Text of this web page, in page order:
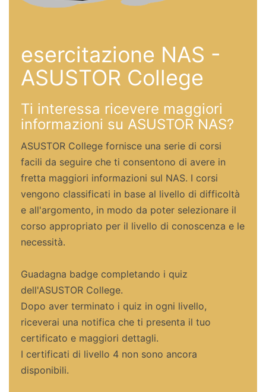
esercitazione NAS -
ASUSTOR College
Ti interessa ricevere maggiori
informazioni su ASUSTOR NAS?
ASUSTOR College fornisce una serie di corsi
facili da seguire che ti consentono di avere in
fretta maggiori informazioni sul NAS. I corsi
vengono classificati in base al livello di difficoltà
e all'argomento, in modo da poter selezionare il
corso appropriato per il livello di conoscenza e le
necessità.
Guadagna badge completando i quiz
dell'ASUSTOR College.
Dopo aver terminato i quiz in ogni livello,
riceverai una notifica che ti presenta il tuo
certificato e maggiori dettagli.
I certificati di livello 4 non sono ancora
disponibili.